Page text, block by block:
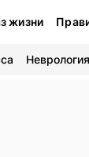
жизни
Неврология